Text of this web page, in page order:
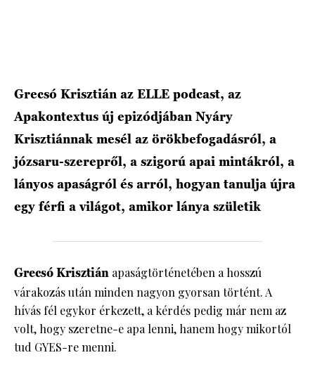
Grecsó Krisztián az ELLE podcast, az
Apakontextus új epizódjában Nyáry
Krisztiánnak mesél az örökbefogadásról, a
józsaru-szerepről, a szigorú apai mintákról, a
lányos apaságról és arról, hogyan tanulja újra
egy férfi a világot, amikor lánya születik
Grecsó Krisztián apaságtörténetében a hosszú
várakozás után minden nagyon gyorsan történt. A
hívás fél egykor érkezett, a kérdés pedig már nem az
volt, hogy szeretne-e apa lenni, hanem hogy mikortól
tud GYES-re menni.